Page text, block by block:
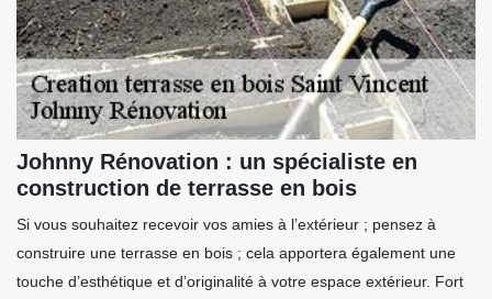
Johnny Rénovation : un spécialiste en
construction de terrasse en bois
Si vous souhaitez recevoir vos amies à l’extérieur ; pensez à
construire une terrasse en bois ; cela apportera également une
touche d’esthétique et d’originalité à votre espace extérieur. Fort